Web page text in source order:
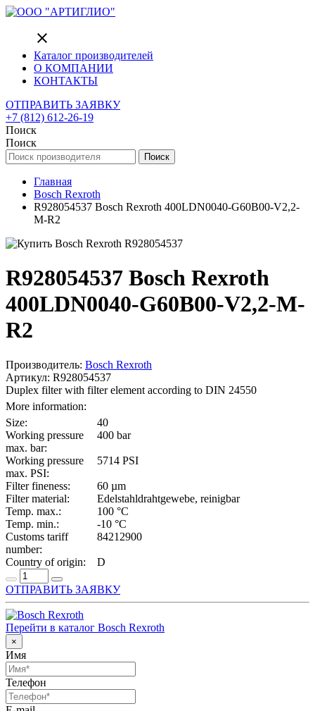
close
Каталог производителей
О КОМПАНИИ
КОНТАКТЫ
ОТПРАВИТЬ ЗАЯВКУ
+7 (812) 612-26-19
Поиск
Поиск
Поиск
Главная
Bosch Rexroth
R928054537 Bosch Rexroth 400LDN0040-G60B00-V2,2-
M-R2
R928054537 Bosch Rexroth
400LDN0040-G60B00-V2,2-M-
R2
Производитель: Bosch Rexroth
Артикул: R928054537
Duplex filter with filter element according to DIN 24550
More information:
Size:
40
Working pressure
max. bar:
400 bar
Working pressure
max. PSI:
5714 PSI
Filter fineness:
60 µm
Filter material:
Edelstahldrahtgewebe, reinigbar
Temp. max.:
100 °C
Temp. min.:
-10 °C
Customs tariff
number:
84212900
Country of origin: D
ОТПРАВИТЬ ЗАЯВКУ
Перейти в каталог Bosch Rexroth
×
Имя
Телефон